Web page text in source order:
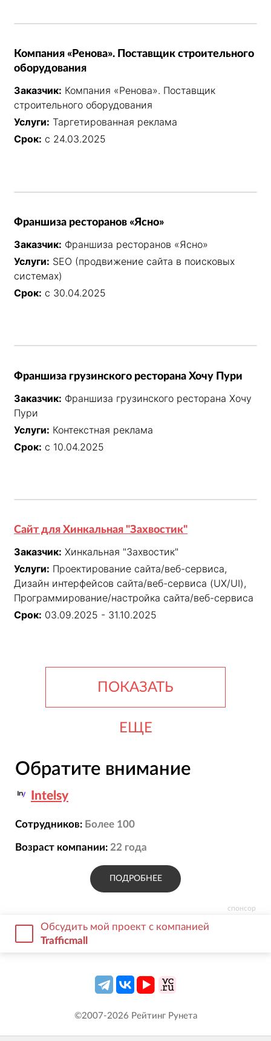
Компания «Ренова». Поставщик строительного
оборудования
Заказчик: Компания «Ренова». Поставщик
строительного оборудования
Услуги: Таргетированная реклама
Срок: с 24.03.2025
Франшиза ресторанов «Ясно»
Заказчик: Франшиза ресторанов «Ясно»
Услуги: SEO (продвижение сайта в поисковых
системах)
Срок: с 30.04.2025
Франшиза грузинского ресторана Хочу Пури
Заказчик: Франшиза грузинского ресторана Хочу
Пури
Услуги: Контекстная реклама
Срок: с 10.04.2025
Сайт для Хинкальная "Захвостик"
Заказчик: Хинкальная "Захвостик"
Услуги: Проектирование сайта/веб-сервиса,
Дизайн интерфейсов сайта/веб-сервиса (UX/UI),
Программирование/настройка сайта/веб-сервиса
Срок: 03.09.2025 - 31.10.2025
ПОКАЗАТЬ
ЕЩЕ
спонсор
Обратите внимание
Intelsy
Сотрудников: Более 100
Возраст компании: 22 года
ПОДРОБНЕЕ
Обсудить мой проект с компанией
Trafficmall
©2007-2026 Рейтинг Рунета